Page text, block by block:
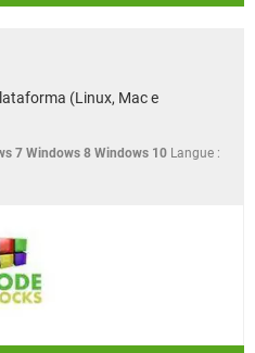
(Linux, Mac e
7 Windows 8 Windows 10 Langue :